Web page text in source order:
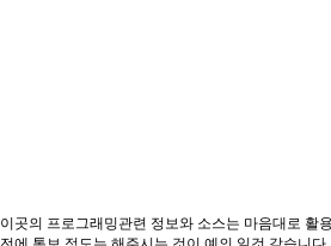
이곳의 프로그래밍관련 정보와 소스는 마음대로 활